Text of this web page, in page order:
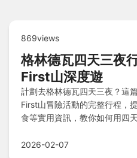
869views
格林德瓦四天三夜
First山深度遊
計劃去格林德瓦四天三夜？這
First山冒險活動的完整行程，
食等實用資訊，教你如何用四
2026-02-07